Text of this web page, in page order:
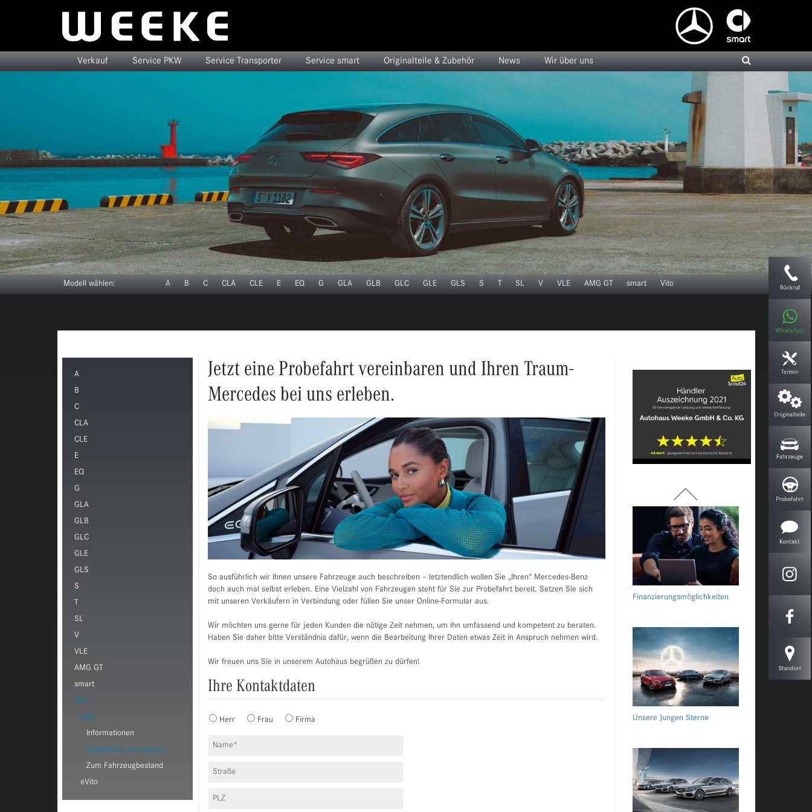
Verkauf Service PKW Service Transporter Service smart Originalteile & Zubehör News Wir über uns
Modell wählen: A B C CLA CLE E EQ G GLA GLB GLC GLE GLS S T SL V VLE AMG GT smart Vito
A
B
C
CLA
CLE
E
EQ
G
GLA
GLB
GLC
GLE
GLS
S
T
SL
V
VLE
AMG GT
smart
Vito
Vito
Informationen
Probefahrt vereinbaren
Zum Fahrzeugbestand
eVito
Jetzt eine Probefahrt vereinbaren und Ihren Traum-
Mercedes bei uns erleben.
So ausführlich wir Ihnen unsere Fahrzeuge auch beschreiben – letztendlich wollen Sie „Ihren“ Mercedes-Benz
doch auch mal selbst erleben. Eine Vielzahl von Fahrzeugen steht für Sie zur Probefahrt bereit. Setzen Sie sich
mit unseren Verkäufern in Verbindung oder füllen Sie unser Online-Formular aus.
Wir möchten uns gerne für jeden Kunden die nötige Zeit nehmen, um ihn umfassend und kompetent zu beraten.
Haben Sie daher bitte Verständnis dafür, wenn die Bearbeitung Ihrer Daten etwas Zeit in Anspruch nehmen wird.
Wir freuen uns Sie in unserem Autohaus begrüßen zu dürfen!
Ihre Kontaktdaten
Herr Frau Firma
Versicherungsmöglichkeiten
Fahrzeug bewerten
Finanzierungsmöglichkeiten
Unsere Jungen Sterne